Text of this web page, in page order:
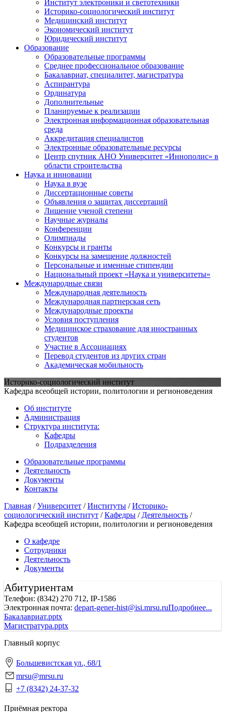
Институт электроники и светотехники
Историко-социологический институт
Медицинский институт
Экономический институт
Юридический институт
Образование
Образовательные программы
Среднее профессиональное образование
Бакалавриат, специалитет, магистратура
Аспирантура
Ординатура
Дополнительные
Планируемые к реализации
Электронная информационная образовательная
среда
Аккредитация специалистов
Электронные образовательные ресурсы
Центр спутник АНО Университет «Иннополис» в
области строительства
Наука и инновации
Наука в вузе
Диссертационные советы
Объявления о защитах диссертаций
Лишение ученой степени
Научные журналы
Конференции
Олимпиады
Конкурсы и гранты
Конкурсы на замещение должностей
Персональные и именные стипендии
Национальный проект «Наука и университеты»
Международные связи
Международная деятельность
Международная партнерская сеть
Международные проекты
Условия поступления
Медицинское страхование для иностранных
студентов
Участие в Ассоциациях
Перевод студентов из других стран
Академическая мобильность
Историко-социологический институт
Кафедра всеобщей истории, политологии и регионоведения
Об институте
Администрация
Структура института:
Кафедры
Подразделения
Образовательные программы
Деятельность
Документы
Контакты
Главная /Университет /Институты /Историко-
социологический институт /Кафедры / Деятельность /
Кафедра всеобщей истории, политологии и регионоведения
О кафедре
Сотрудники
Деятельность
Документы
Абитуриентам
Телефон: (8342) 270 712, IP-1586
Электронная почта: depart-gener-hist@isi.mrsu.ruПодробнее...
Бакалавриат.pptx
Магистратура.pptx
Главный корпус
Большевистская ул., 68/1
mrsu@mrsu.ru
+7 (8342) 24-37-32
Приёмная ректора